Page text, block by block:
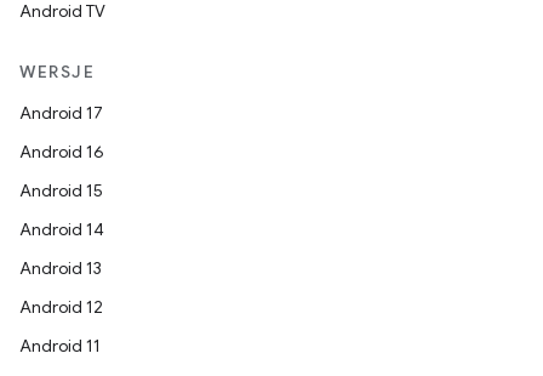
Android TV
WERSJE
Android 17
Android 16
Android 15
Android 14
Android 13
Android 12
Android 11